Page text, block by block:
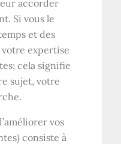
accorder
Si vous le
et des
expertise
cela signifie
sujet, votre
vos
consiste à